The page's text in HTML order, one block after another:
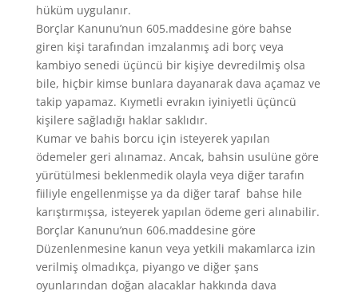
hüküm uygulanır.
Borçlar Kanunu’nun 605.maddesine göre bahse
giren kişi tarafından imzalanmış adi borç veya
kambiyo senedi üçüncü bir kişiye devredilmiş olsa
bile, hiçbir kimse bunlara dayanarak dava açamaz ve
takip yapamaz. Kıymetli evrakın iyiniyetli üçüncü
kişilere sağladığı haklar saklıdır.
Kumar ve bahis borcu için isteyerek yapılan
ödemeler geri alınamaz. Ancak, bahsin usulüne göre
yürütülmesi beklenmedik olayla veya diğer tarafın
fiiliyle engellenmişse ya da diğer taraf bahse hile
karıştırmışsa, isteyerek yapılan ödeme geri alınabilir.
Borçlar Kanunu’nun 606.maddesine göre
Düzenlenmesine kanun veya yetkili makamlarca izin
verilmiş olmadıkça, piyango ve diğer şans
oyunlarından doğan alacaklar hakkında dava